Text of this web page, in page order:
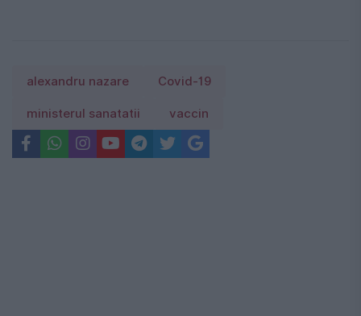
alexandru nazare Covid-19
ministerul sanatatii vaccin